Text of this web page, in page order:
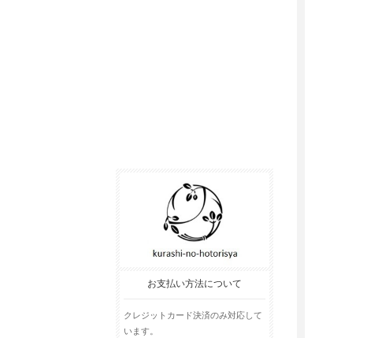
お支払い方法について
クレジットカード決済のみ対応して
います。